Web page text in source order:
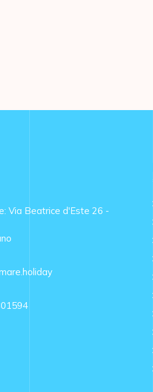
Via Beatrice d'Este 26 -